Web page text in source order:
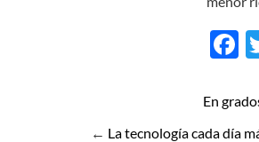
En
← La tecnología cada día